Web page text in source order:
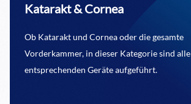
Katarakt & Cornea
Ob Katarakt und Cornea oder die gesamte
Vorderkammer, in dieser Kategorie sind alle
entsprechenden Geräte aufgeführt.